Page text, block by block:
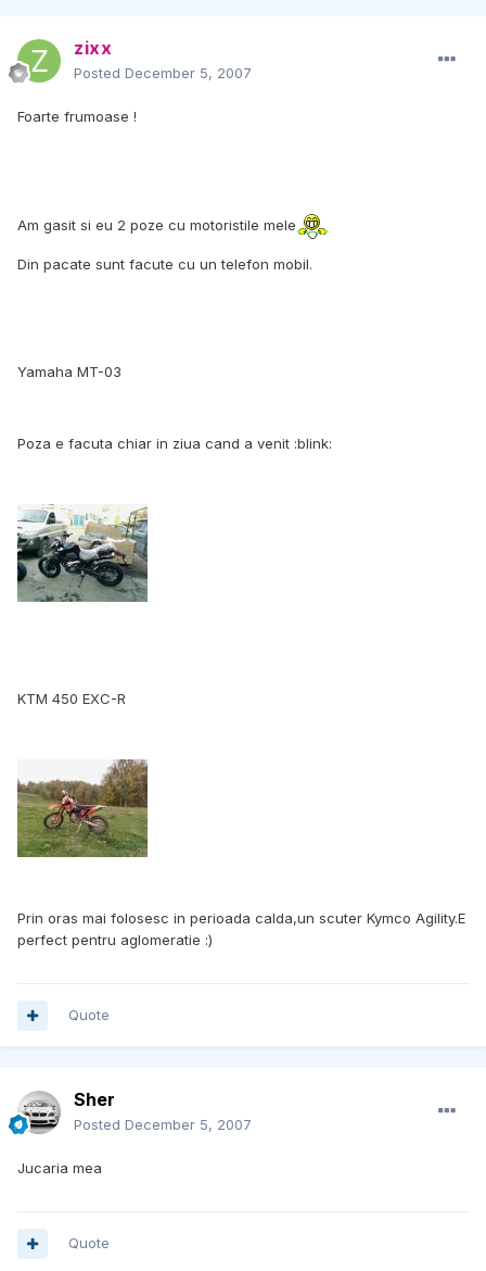
zixx
Posted December 5, 2007
Foarte frumoase !
Am gasit si eu 2 poze cu motoristile mele
Din pacate sunt facute cu un telefon mobil.
Yamaha MT-03
Poza e facuta chiar in ziua cand a venit :blink:
KTM 450 EXC-R
Prin oras mai folosesc in perioada calda,un scuter Kymco Agility.E
perfect pentru aglomeratie :)
Quote
Sher
Posted December 5, 2007
Jucaria mea
Quote